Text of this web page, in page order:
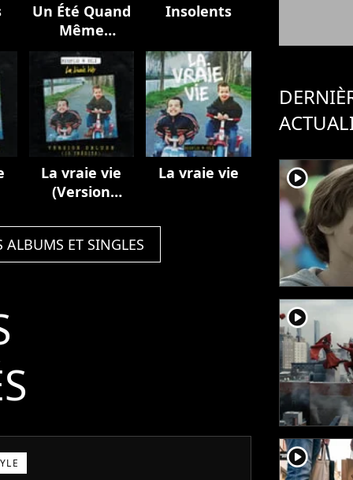
Un Été Quand
Même
(BIGFLO & Oli
et Bon
Entendeur)
Insolents
La vraie vie
(Version
inédits)
La vraie vie
ALBUMS ET SINGLES
player2
player2
player2